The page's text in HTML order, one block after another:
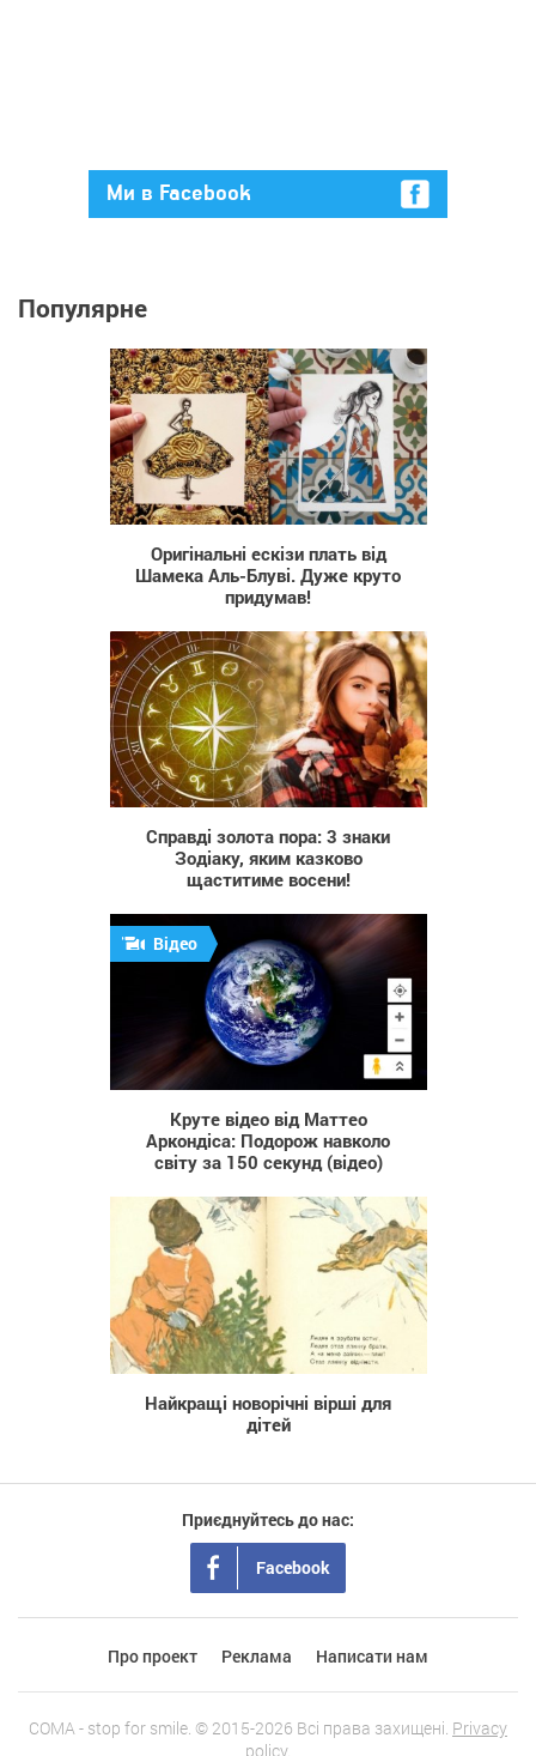
Ми в Facebook
Популярне
1 153
Оригінальні ескізи плать від
Шамека Аль-Блуві. Дуже круто
придумав!
214
Справді золота пора: 3 знаки
Зодіаку, яким казково
щаститиме восени!
1 391
Відео
Круте відео від Маттео
Аркондіса: Подорож навколо
світу за 150 секунд (відео)
4 736
Найкращі новорічні вірші для
дітей
Приєднуйтесь до нас:
Facebook
Про проект Реклама Написати нам
COMA - stop for smile. © 2015-2026 Всі права захищені. Privacy
policy.